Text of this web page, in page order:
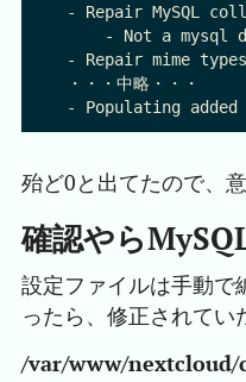
- Repair MySQL
- Not a mysql
- Repair mime types
・・・中略・・・
殆ど0と出てたので、
確認やら
設定ファイルは手動で
ったら、修正されてい
/var/www/